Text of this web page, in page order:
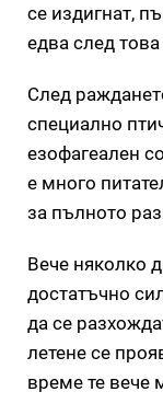
се издигнат,
едва след
След
специално
езофагеален
е много
за пълното
Вече няколко
достатъчно
да се
летене се
време те вече